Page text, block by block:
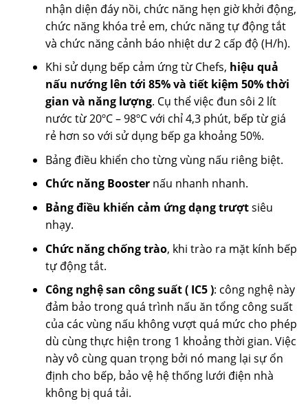
nhận diện đáy nồi, chức năng hẹn giờ khởi động,
chức năng khóa trẻ em, chức năng tự động tắt
và chức năng cảnh báo nhiệt dư 2 cấp độ (H/h).
Khi sử dụng bếp cảm ứng từ Chefs, hiệu quả
nấu nướng lên tới 85% và tiết kiệm 50% thời
gian và năng lượng. Cụ thể việc đun sôi 2 lít
nước từ 20ºC – 98ºC với chỉ 4,3 phút, bếp từ giá
rẻ hơn so với sử dụng bếp ga khoảng 50%.
Bảng điều khiển cho từng vùng nấu riêng biệt.
Chức năng Boosternấu nhanh nhanh.
Bảng điều khiển cảm ứng dạng trượtsiêu
nhạy.
Chức năng chống trào, khi trào ra mặt kính bếp
tự động tắt.
Công nghệ san công suất ( IC5 ): công nghệ này
đảm bảo trong quá trình nấu ăn tổng công suất
của các vùng nấu không vượt quá mức cho phép
dù cùng thực hiện trong 1 khoảng thời gian. Việc
này vô cùng quan trọng bởi nó mang lại sự ổn
định cho bếp, bảo vệ hệ thống lưới điện nhà
không bị quá tải.